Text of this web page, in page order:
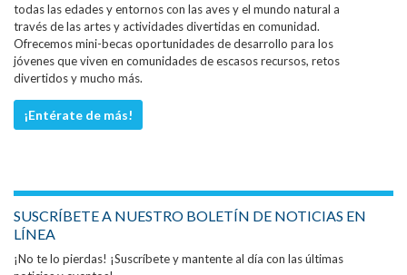
todas las edades y entornos con las aves y el mundo natural a
través de las artes y actividades divertidas en comunidad.
Ofrecemos mini-becas oportunidades de desarrollo para los
jóvenes que viven en comunidades de escasos recursos, retos
divertidos y mucho más.
¡Entérate de más!
SUSCRÍBETE A NUESTRO BOLETÍN DE NOTICIAS EN
LÍNEA
¡No te lo pierdas! ¡Suscríbete y mantente al día con las últimas